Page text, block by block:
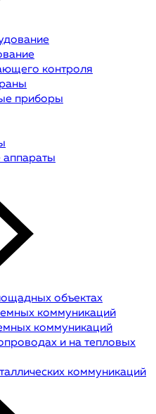
контроля
приборы
аппараты
объектах
коммуникаций
коммуникаций
и на тепловых
коммуникаций